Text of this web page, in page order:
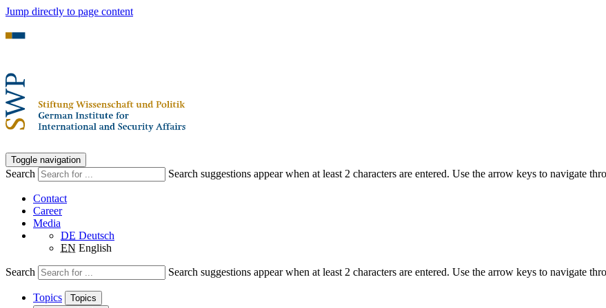
Jump directly to page content
Toggle navigation
Search Search suggestions appear when at least 2 characters are entered. Use the arrow keys to navigate
Contact
Career
Media
DE Deutsch
EN English
Search Search suggestions appear when at least 2 characters are entered. Use the arrow keys to navigate
Topics
Topics